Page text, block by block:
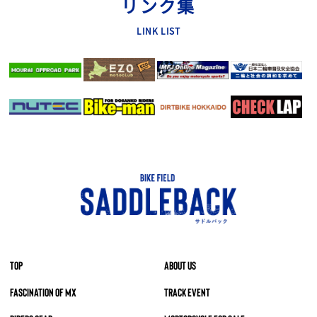
リンク集
LINK LIST
TOP
ABOUT US
FASCINATION OF MX
TRACK EVENT